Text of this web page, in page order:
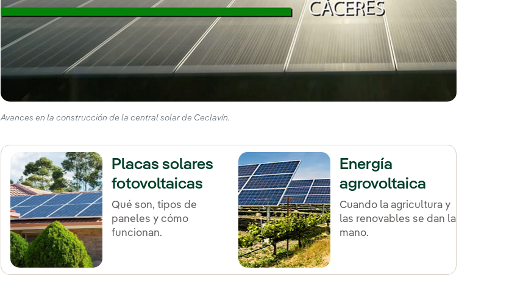
Avances en la construcción de la central solar de Ceclavín.
Placas solares
fotovoltaicas
Qué son, tipos de
paneles y cómo
funcionan.
Energía
agrovoltaica
Cuando la agricultura y
las renovables se dan la
mano.